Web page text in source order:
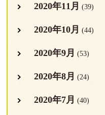
2020年11月 (39)
2020年10月 (44)
2020年9月 (53)
2020年8月 (24)
2020年7月 (40)